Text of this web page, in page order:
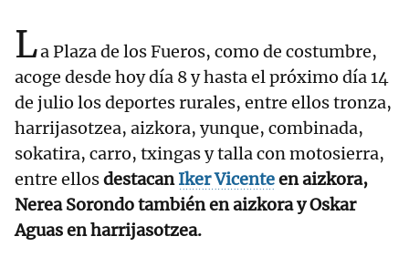
La Plaza de los Fueros, como de costumbre,
acoge desde hoy día 8 y hasta el próximo día 14
de julio los deportes rurales, entre ellos tronza,
harrijasotzea, aizkora, yunque, combinada,
sokatira, carro, txingas y talla con motosierra,
entre ellosdestacanIker Vicenteen aizkora,
Nerea Sorondo también en aizkora y Oskar
Aguas en harrijasotzea.